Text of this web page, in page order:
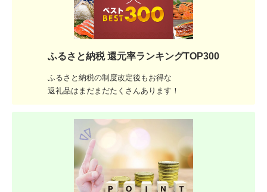
ふるさと納税 還元率ランキングTOP300
ふるさと納税の制度改定後もお得な
返礼品はまだまだたくさんあります！